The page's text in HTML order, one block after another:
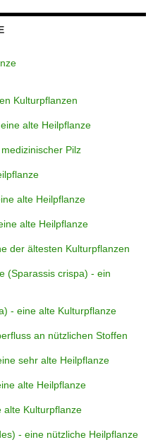
Kulturpflanzen
alte Heilpflanze
Pilz
alte Heilpflanze
alte Heilpflanze
der ältesten Kulturpflanzen
(Sparassis crispa) - ein
- eine alte Kulturpflanze
an nützlichen Stoffen
sehr alte Heilpflanze
alte Heilpflanze
alte Kulturpflanze
- eine nützliche Heilpflanze